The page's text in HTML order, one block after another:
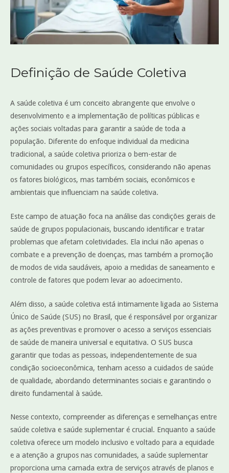
Definição de Saúde Coletiva
A saúde coletiva é um conceito abrangente que envolve o
desenvolvimento e a implementação de políticas públicas e
ações sociais voltadas para garantir a saúde de toda a
população. Diferente do enfoque individual da medicina
tradicional, a saúde coletiva prioriza o bem-estar de
comunidades ou grupos específicos, considerando não apenas
os fatores biológicos, mas também sociais, econômicos e
ambientais que influenciam na saúde coletiva.
Este campo de atuação foca na análise das condições gerais de
saúde de grupos populacionais, buscando identificar e tratar
problemas que afetam coletividades. Ela inclui não apenas o
combate e a prevenção de doenças, mas também a promoção
de modos de vida saudáveis, apoio a medidas de saneamento e
controle de fatores que podem levar ao adoecimento.
Além disso, a saúde coletiva está intimamente ligada ao Sistema
Único de Saúde (SUS) no Brasil, que é responsável por organizar
as ações preventivas e promover o acesso a serviços essenciais
de saúde de maneira universal e equitativa. O SUS busca
garantir que todas as pessoas, independentemente de sua
condição socioeconômica, tenham acesso a cuidados de saúde
de qualidade, abordando determinantes sociais e garantindo o
direito fundamental à saúde.
Nesse contexto, compreender as diferenças e semelhanças entre
saúde coletiva e saúde suplementar é crucial. Enquanto a saúde
coletiva oferece um modelo inclusivo e voltado para a equidade
e a atenção a grupos nas comunidades, a saúde suplementar
proporciona uma camada extra de serviços através de planos e